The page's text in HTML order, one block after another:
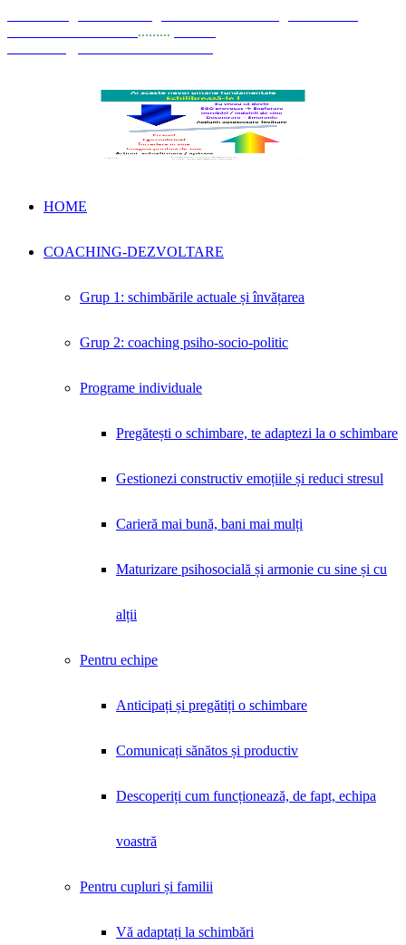
.........
HOME
COACHING-DEZVOLTARE
Grup 1: schimbările actuale și învățarea
Grup 2: coaching psiho-socio-politic
Programe individuale
Pregătești o schimbare, te adaptezi la o schimbare
Gestionezi constructiv emoțiile și reduci stresul
Carieră mai bună, bani mai mulți
Maturizare psihosocială și armonie cu sine și cu
alții
Pentru echipe
Anticipați și pregătiți o schimbare
Comunicați sănătos și productiv
Descoperiți cum funcționează, de fapt, echipa
voastră
Pentru cupluri și familii
Vă adaptați la schimbări